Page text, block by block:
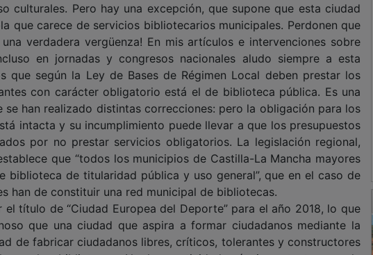
culturales. Pero hay una excepción, que supone que esta ciudad
que carece de servicios bibliotecarios municipales. Perdonen que
verdadera vergüenza! En mis artículos e intervenciones sobre
en jornadas y congresos nacionales aludo siempre a esta
que según la Ley de Bases de Régimen Local deben prestar los
con carácter obligatorio está el de biblioteca pública. Es una
se han realizado distintas correcciones: pero la obligación para los
intacta y su incumplimiento puede llevar a que los presupuestos
por no prestar servicios obligatorios. La legislación regional,
que “todos los municipios de Castilla-La Mancha mayores
biblioteca de titularidad pública y uso general”, que en el caso de
han de constituir una red municipal de bibliotecas.
título de “Ciudad Europea del Deporte” para el año 2018, lo que
que una ciudad que aspira a formar ciudadanos mediante la
de fabricar ciudadanos libres, críticos, tolerantes y constructores